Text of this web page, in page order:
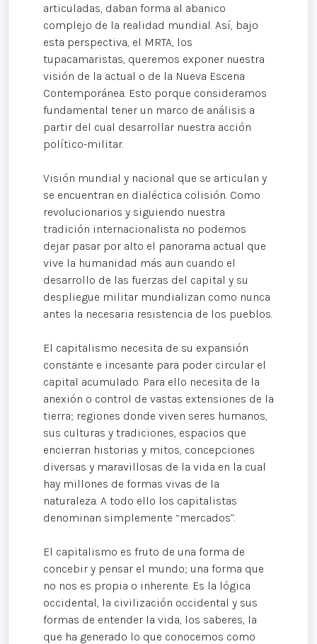
articuladas, daban forma al abanico
complejo de la realidad mundial. Así, bajo
esta perspectiva, el MRTA, los
tupacamaristas, queremos exponer nuestra
visión de la actual o de la Nueva Escena
Contemporánea. Esto porque consideramos
fundamental tener un marco de análisis a
partir del cual desarrollar nuestra acción
político-militar.
Visión mundial y nacional que se articulan y
se encuentran en dialéctica colisión. Como
revolucionarios y siguiendo nuestra
tradición internacionalista no podemos
dejar pasar por alto el panorama actual que
vive la humanidad más aun cuando el
desarrollo de las fuerzas del capital y su
despliegue militar mundializan como nunca
antes la necesaria resistencia de los pueblos.
El capitalismo necesita de su expansión
constante e incesante para poder circular el
capital acumulado. Para ello necesita de la
anexión o control de vastas extensiones de la
tierra; regiones donde viven seres humanos,
sus culturas y tradiciones, espacios que
encierran historias y mitos, concepciones
diversas y maravillosas de la vida en la cual
hay millones de formas vivas de la
naturaleza. A todo ello los capitalistas
denominan simplemente “mercados”.
El capitalismo es fruto de una forma de
concebir y pensar el mundo; una forma que
no nos es propia o inherente. Es la lógica
occidental, la civilización occidental y sus
formas de entender la vida, los saberes, la
que ha generado lo que conocemos como